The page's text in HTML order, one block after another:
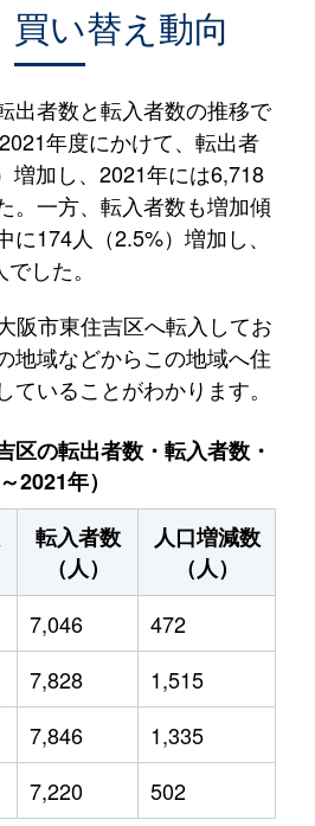
買い替え動向
出者数と転入者数の推移で
年度にかけて、転出者
増加し、2021年には6,718
。一方、転入者数も増加傾
174人（2.5%）増加し、
した。
阪市東住吉区へ転入してお
地域などからこの地域へ住
いることがわかります。
区の転出者数・転入者数・
2021年）
転入者数
（人）
人口増減数
（人）
7,046
472
7,828
1,515
7,846
1,335
7,220 502